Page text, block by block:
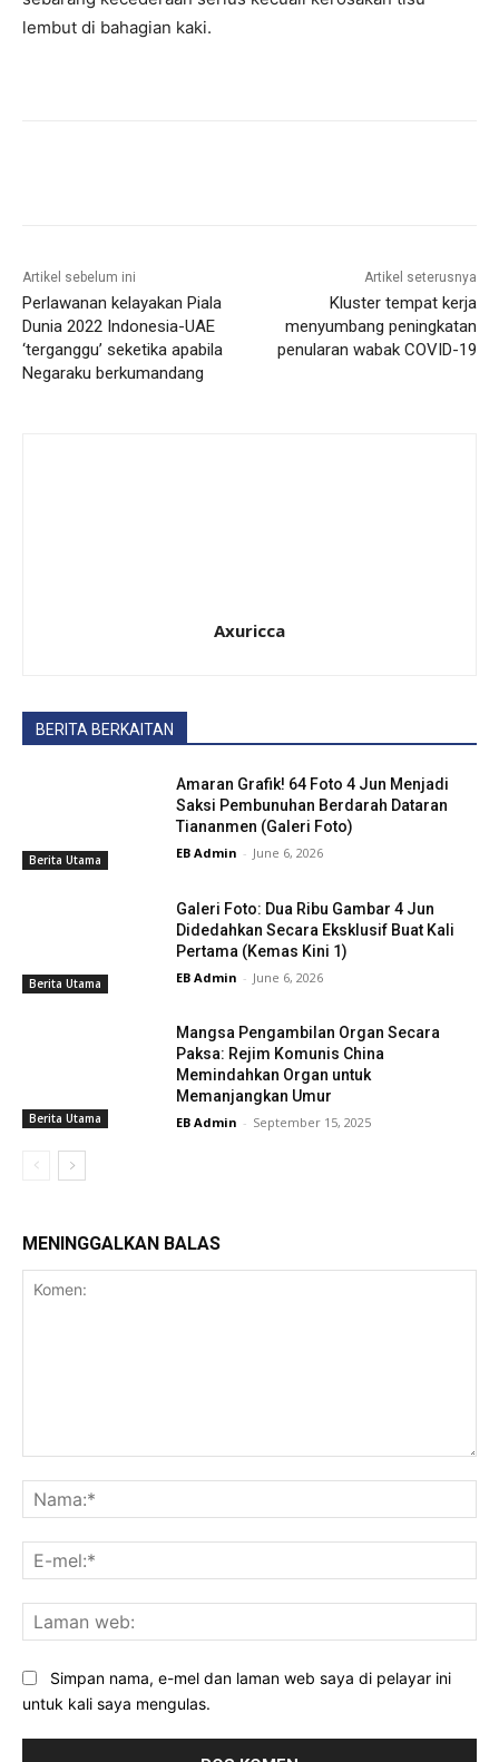
lembut di bahagian kaki.
Artikel sebelum ini
Perlawanan kelayakan Piala
Dunia 2022 Indonesia-UAE
‘terganggu’ seketika apabila
Negaraku berkumandang
Artikel seterusnya
Kluster tempat kerja
menyumbang peningkatan
penularan wabak COVID-19
Axuricca
BERITA BERKAITAN
Berita Utama
Amaran Grafik! 64 Foto 4 Jun Menjadi
Saksi Pembunuhan Berdarah Dataran
Tiananmen (Galeri Foto)
EB Admin - June 6, 2026
Berita Utama
Galeri Foto: Dua Ribu Gambar 4 Jun
Didedahkan Secara Eksklusif Buat Kali
Pertama (Kemas Kini 1)
EB Admin - June 6, 2026
Berita Utama
Mangsa Pengambilan Organ Secara
Paksa: Rejim Komunis China
Memindahkan Organ untuk
Memanjangkan Umur
EB Admin - September 15, 2025
MENINGGALKAN BALAS
Simpan nama, e-mel dan laman web saya di pelayar ini
untuk kali saya mengulas.